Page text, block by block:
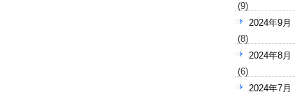
(9)
2024年9月
(8)
2024年8月
(6)
2024年7月